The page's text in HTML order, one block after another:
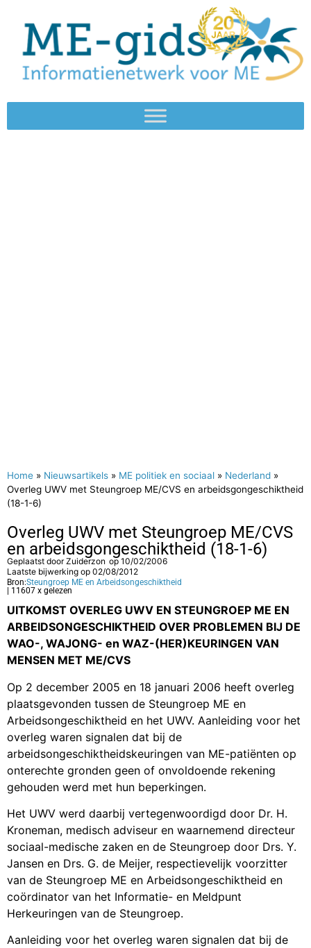
Home » Nieuwsartikels » ME politiek en sociaal » Nederland »
Overleg UWV met Steungroep ME/CVS en arbeidsgongeschiktheid
(18-1-6)
Overleg UWV met Steungroep ME/CVS
en arbeidsgongeschiktheid (18-1-6)
Geplaatst doorZuiderzon op 10/02/2006
Laatste bijwerking op 02/08/2012
Bron:Steungroep ME en Arbeidsongeschiktheid
| 11607 x gelezen
UITKOMST OVERLEG UWV EN STEUNGROEP ME EN
ARBEIDSONGESCHIKTHEID OVER PROBLEMEN BIJ DE
WAO-, WAJONG- en WAZ-(HER)KEURINGEN VAN
MENSEN MET ME/CVS
Op 2 december 2005 en 18 januari 2006 heeft overleg
plaatsgevonden tussen de Steungroep ME en
Arbeidsongeschiktheid en het UWV. Aanleiding voor het
overleg waren signalen dat bij de
arbeidsongeschiktheidskeuringen van ME-patiënten op
onterechte gronden geen of onvoldoende rekening
gehouden werd met hun beperkingen.
Het UWV werd daarbij vertegenwoordigd door Dr. H.
Kroneman, medisch adviseur en waarnemend directeur
sociaal-medische zaken en de Steungroep door Drs. Y.
Jansen en Drs. G. de Meijer, respectievelijk voorzitter
van de Steungroep ME en Arbeidsongeschiktheid en
coördinator van het Informatie- en Meldpunt
Herkeuringen van de Steungroep.
Aanleiding voor het overleg waren signalen dat bij de